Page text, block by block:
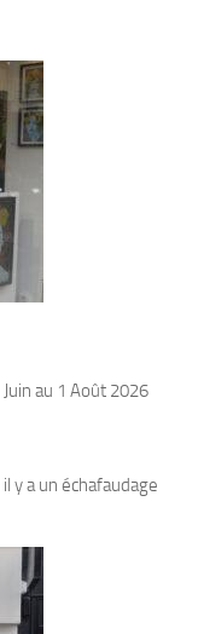
Juin au 1 Août 2026
y a un échafaudage